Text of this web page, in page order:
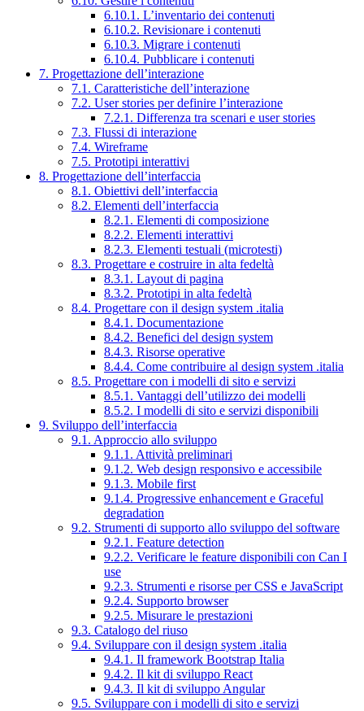
6.10.1. L’inventario dei contenuti
6.10.2. Revisionare i contenuti
6.10.3. Migrare i contenuti
6.10.4. Pubblicare i contenuti
7. Progettazione dell’interazione
7.1. Caratteristiche dell’interazione
7.2. User stories per definire l’interazione
7.2.1. Differenza tra scenari e user stories
7.3. Flussi di interazione
7.4. Wireframe
7.5. Prototipi interattivi
8. Progettazione dell’interfaccia
8.1. Obiettivi dell’interfaccia
8.2. Elementi dell’interfaccia
8.2.1. Elementi di composizione
8.2.2. Elementi interattivi
8.2.3. Elementi testuali (microtesti)
8.3. Progettare e costruire in alta fedeltà
8.3.1. Layout di pagina
8.3.2. Prototipi in alta fedeltà
8.4. Progettare con il design system .italia
8.4.1. Documentazione
8.4.2. Benefici del design system
8.4.3. Risorse operative
8.4.4. Come contribuire al design system .italia
8.5. Progettare con i modelli di sito e servizi
8.5.1. Vantaggi dell’utilizzo dei modelli
8.5.2. I modelli di sito e servizi disponibili
9. Sviluppo dell’interfaccia
9.1. Approccio allo sviluppo
9.1.1. Attività preliminari
9.1.2. Web design responsivo e accessibile
9.1.3. Mobile first
9.1.4. Progressive enhancement e Graceful
degradation
9.2. Strumenti di supporto allo sviluppo del software
9.2.1. Feature detection
9.2.2. Verificare le feature disponibili con Can I
use
9.2.3. Strumenti e risorse per CSS e JavaScript
9.2.4. Supporto browser
9.2.5. Misurare le prestazioni
9.3. Catalogo del riuso
9.4. Sviluppare con il design system .italia
9.4.1. Il framework Bootstrap Italia
9.4.2. Il kit di sviluppo React
9.4.3. Il kit di sviluppo Angular
9.5. Sviluppare con i modelli di sito e servizi